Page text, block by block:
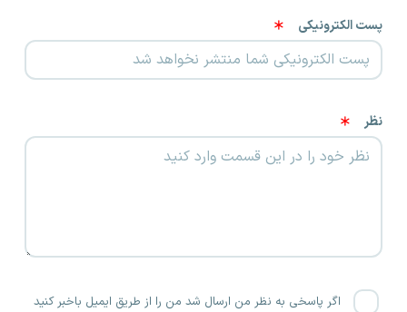
پست الکترونیکی
نظر
اگر پاسخی به نظر من ارسال شد من را از طریق ایمیل باخبر کنید